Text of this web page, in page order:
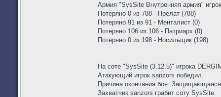
Армия "SysSite Внутренняя армия"
Потеряно 0 из 788 - Прелат (788)
Потеряно 91 из 91 - Менталист (0)
Потеряно 106 из 106 - Патриарх (0)
Потеряно 0 из 198 - Носильщик (198)
На соте "SysSite (3.12.5)" игрока
Атакующий игрок sanzors победил.
Причина окончания боя:
Захватчик sanzors грабит соту SysSite.